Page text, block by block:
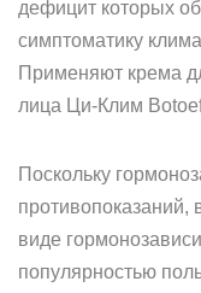
дефицит которых
симптоматику
Применяют крема
лица Ци-Клим
Поскольку
виде
популярностью